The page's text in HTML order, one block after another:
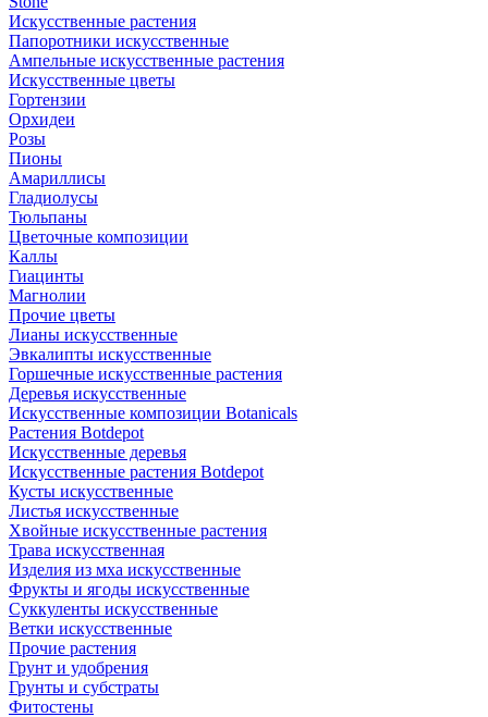
Искусственные растения
Папоротники искусственные
Ампельные искусственные растения
Искусственные цветы
Гортензии
Орхидеи
Розы
Пионы
Амариллисы
Гладиолусы
Тюльпаны
Цветочные композиции
Каллы
Гиацинты
Магнолии
Прочие цветы
Лианы искусственные
Эвкалипты искусственные
Горшечные искусственные растения
Деревья искусственные
Искусственные композиции Botanicals
Растения Botdepot
Искусственные деревья
Искусственные растения Botdepot
Кусты искусственные
Листья искусственные
Хвойные искусственные растения
Трава искусственная
Изделия из мха искусственные
Фрукты и ягоды искусственные
Суккуленты искусственные
Ветки искусственные
Прочие растения
Грунт и удобрения
Грунты и субстраты
Фитостены